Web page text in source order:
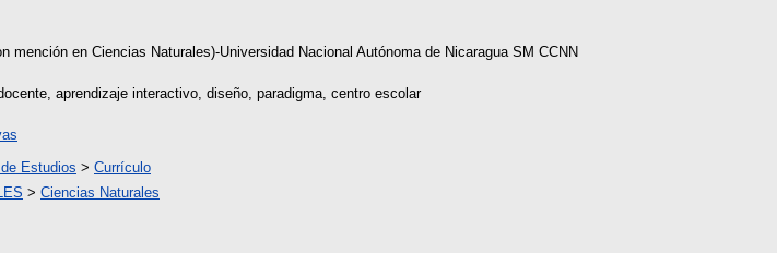
mención en Ciencias Naturales)-Universidad Nacional Autónoma de Nicaragua SM CCNN
aprendizaje interactivo, diseño, paradigma, centro escolar
Estudios > Currículo
> Ciencias Naturales